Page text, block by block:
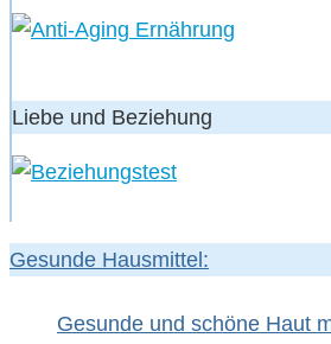
Liebe und Beziehung
Gesunde Hausmittel:
Gesunde und schöne Haut